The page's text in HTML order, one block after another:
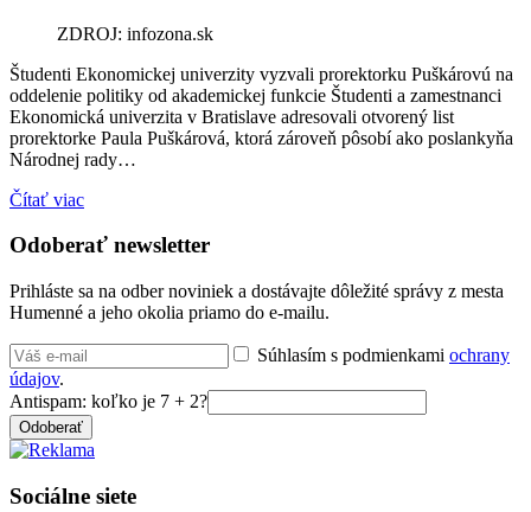
ZDROJ: infozona.sk
Študenti Ekonomickej univerzity vyzvali prorektorku Puškárovú na
oddelenie politiky od akademickej funkcie Študenti a zamestnanci
Ekonomická univerzita v Bratislave adresovali otvorený list
prorektorke Paula Puškárová, ktorá zároveň pôsobí ako poslankyňa
Národnej rady…
Čítať viac
Odoberať newsletter
Prihláste sa na odber noviniek a dostávajte dôležité správy z mesta
Humenné a jeho okolia priamo do e-mailu.
Súhlasím s podmienkami ochrany
údajov.
Antispam: koľko je 7 + 2?
Odoberať
Sociálne siete